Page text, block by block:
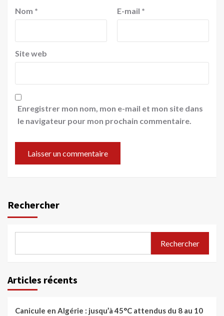
Nom * E-mail *
Site web
Enregistrer mon nom, mon e-mail et mon site dans
le navigateur pour mon prochain commentaire.
Rechercher
Rechercher
Articles récents
Canicule en Algérie : jusqu’à 45°C attendus du 8 au 10